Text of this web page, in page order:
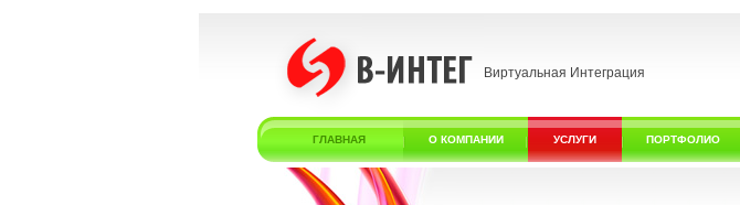
Виртуальная Интеграция
ГЛАВНАЯ О КОМПАНИИ УСЛУГИ ПОРТФОЛИО